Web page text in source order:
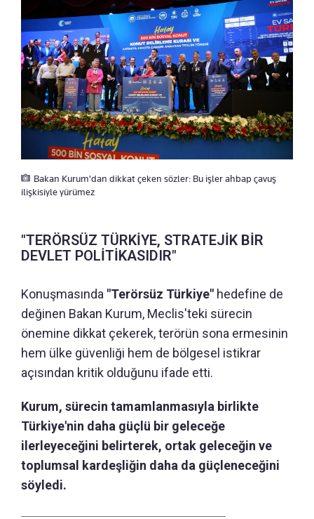
Bakan Kurum'dan dikkat çeken sözler: Bu işler ahbap çavuş
ilişkisiyle yürümez
"TERÖRSÜZ TÜRKİYE, STRATEJİK BİR
DEVLET POLİTİKASIDIR"
Konuşmasında "Terörsüz Türkiye" hedefine de
değinen Bakan Kurum, Meclis'teki sürecin
önemine dikkat çekerek, terörün sona ermesinin
hem ülke güvenliği hem de bölgesel istikrar
açısından kritik olduğunu ifade etti.
Kurum, sürecin tamamlanmasıyla birlikte
Türkiye'nin daha güçlü bir geleceğe
ilerleyeceğini belirterek, ortak geleceğin ve
toplumsal kardeşliğin daha da güçleneceğini
söyledi.